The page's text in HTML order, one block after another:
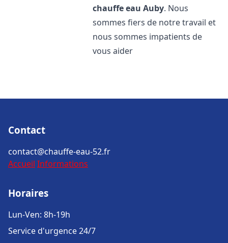
chauffe eau Auby. Nous
sommes fiers de notre travail et
nous sommes impatients de
vous aider
Contact
contact@chauffe-eau-52.fr
Accueil Informations
Horaires
Lun-Ven: 8h-19h
Service d'urgence 24/7